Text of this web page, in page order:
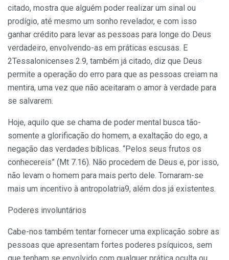
citado, mostra que alguém poder realizar um sinal ou
prodígio, até mesmo um sonho revelador, e com isso
ganhar crédito para levar as pessoas para longe do Deus
verdadeiro, envolvendo-as em práticas escusas. E
2Tessalonicenses 2.9, também já citado, diz que Deus
permite a operação do erro para que as pessoas creiam na
mentira, uma vez que não aceitaram o amor à verdade para
se salvarem.
Hoje, aquilo que se chama de poder mental busca tão-
somente a glorificação do homem, a exaltação do ego, a
negação das verdades bíblicas. “Pelos seus frutos os
conhecereis” (Mt 7.16). Não procedem de Deus e, por isso,
não levam o homem para mais perto dele. Tornaram-se
mais um incentivo à antropolatria9, além dos já existentes.
Poderes involuntários
Cabe-nos também tentar fornecer uma explicação sobre as
pessoas que apresentam fortes poderes psíquicos, sem
que tenham se envolvido com qualquer prática oculta ou